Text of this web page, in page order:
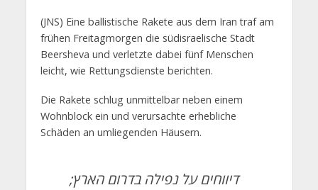
(JNS) Eine ballistische Rakete aus dem Iran traf am
frühen Freitagmorgen die südisraelische Stadt
Beersheva und verletzte dabei fünf Menschen
leicht, wie Rettungsdienste berichten.
Die Rakete schlug unmittelbar neben einem
Wohnblock ein und verursachte erhebliche
Schäden an umliegenden Häusern.
דיווחים על נפילה בדרום הארץ;